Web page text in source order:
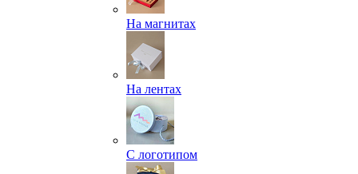
На магнитах
На лентах
С логотипом